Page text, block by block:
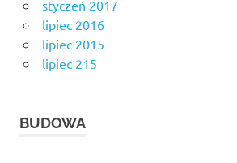
styczeń 2017
lipiec 2016
lipiec 2015
lipiec 215
BUDOWA